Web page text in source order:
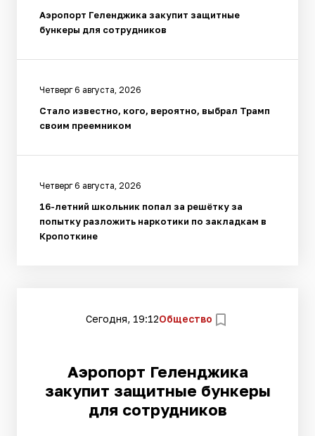
Аэропорт Геленджика закупит защитные
бункеры для сотрудников
Четверг 6 августа, 2026
Стало известно, кого, вероятно, выбрал Трамп
своим преемником
Четверг 6 августа, 2026
16-летний школьник попал за решётку за
попытку разложить наркотики по закладкам в
Кропоткине
Сегодня, 19:12Общество
Аэропорт Геленджика
закупит защитные бункеры
для сотрудников